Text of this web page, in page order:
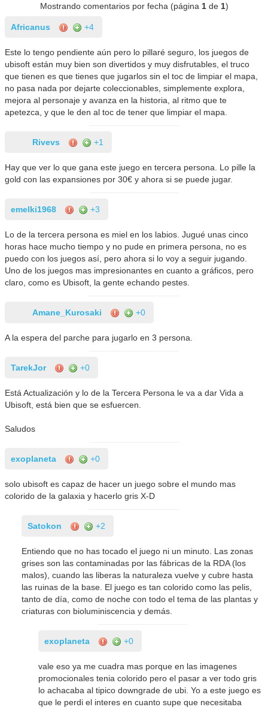
Mostrando comentarios por fecha (página 1de 1)
Africanus +4
Este lo tengo pendiente aún pero lo pillaré seguro, los juegos de
ubisoft están muy bien son divertidos y muy disfrutables, el truco
que tienen es que tienes que jugarlos sin el toc de limpiar el mapa,
no pasa nada por dejarte coleccionables, simplemente explora,
mejora al personaje y avanza en la historia, al ritmo que te
apetezca, y que le den al toc de tener que limpiar el mapa.
Rivevs +1
Hay que ver lo que gana este juego en tercera persona. Lo pille la
gold con las expansiones por 30€ y ahora si se puede jugar.
emelki1968 +3
Lo de la tercera persona es miel en los labios. Jugué unas cinco
horas hace mucho tiempo y no pude en primera persona, no es
puedo con los juegos así, pero ahora si lo voy a seguir jugando.
Uno de los juegos mas impresionantes en cuanto a gráficos, pero
claro, como es Ubisoft, la gente echando pestes.
Amane_Kurosaki +0
A la espera del parche para jugarlo en 3 persona.
TarekJor +0
Está Actualización y lo de la Tercera Persona le va a dar Vida a
Ubisoft, está bien que se esfuercen.
Saludos
exoplaneta +0
solo ubisoft es capaz de hacer un juego sobre el mundo mas
colorido de la galaxia y hacerlo gris X-D
Satokon +2
Entiendo que no has tocado el juego ni un minuto. Las zonas
grises son las contaminadas por las fábricas de la RDA (los
malos), cuando las liberas la naturaleza vuelve y cubre hasta
las ruinas de la base. El juego es tan colorido como las pelis,
tanto de día, como de noche con todo el tema de las plantas y
criaturas con bioluminiscencia y demás.
exoplaneta +0
vale eso ya me cuadra mas porque en las imagenes
promocionales tenia colorido pero el pasar a ver todo gris
lo achacaba al tipico downgrade de ubi. Yo a este juego es
que le perdi el interes en cuanto supe que necesitaba